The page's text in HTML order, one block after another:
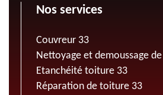
Nos services
Couvreur 33
Nettoyage et demoussage
Etanchéité toiture 33
Réparation de toiture 33